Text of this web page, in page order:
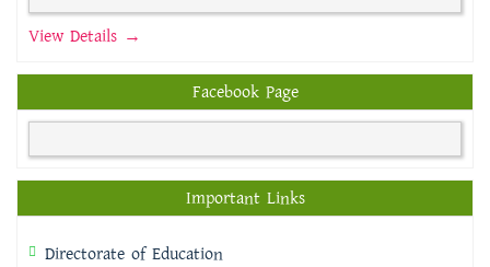
View Details →
Facebook Page
Important Links
Directorate of Education